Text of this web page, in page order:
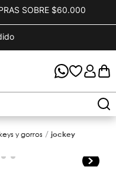
SOBRE $60.000
y gorros
jockey